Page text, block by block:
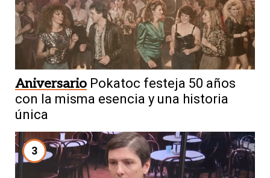
Aniversario Pokatoc festeja 50 años
con la misma esencia y una historia
única
3